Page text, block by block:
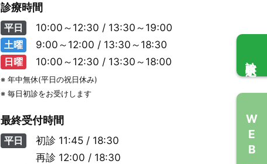
WEB問診
診療時間
平日
10:00～12:30 / 13:30～19:00
土曜
9:00～12:00 / 13:30～18:30
日曜
10:00～12:30 / 13:30～18:00
※ 年中無休(平日の祝日休み)
※ 毎日初診をお受けします
最終受付時間
平日 初診 11:45 / 18:30
再診 12:00 / 18:30